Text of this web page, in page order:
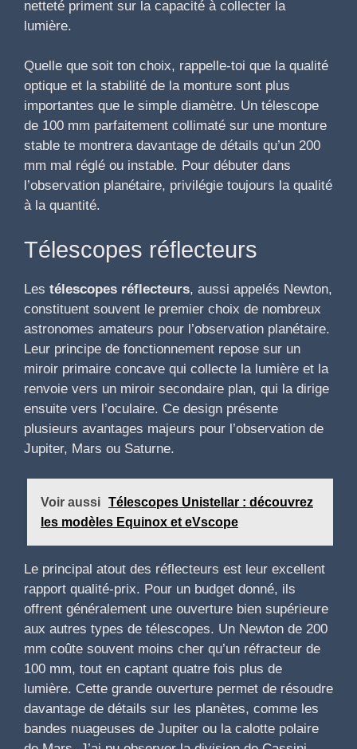
netteté priment sur la capacité à collecter la
lumière.
Quelle que soit ton choix, rappelle-toi que la qualité
optique et la stabilité de la monture sont plus
importantes que le simple diamètre. Un télescope
de 100 mm parfaitement collimaté sur une monture
stable te montrera davantage de détails qu’un 200
mm mal réglé ou instable. Pour débuter dans
l’observation planétaire, privilégie toujours la qualité
à la quantité.
Télescopes réflecteurs
Les télescopes réflecteurs, aussi appelés Newton,
constituent souvent le premier choix de nombreux
astronomes amateurs pour l’observation planétaire.
Leur principe de fonctionnement repose sur un
miroir primaire concave qui collecte la lumière et la
renvoie vers un miroir secondaire plan, qui la dirige
ensuite vers l’oculaire. Ce design présente
plusieurs avantages majeurs pour l’observation de
Jupiter, Mars ou Saturne.
Voir aussi Télescopes Unistellar : découvrez
les modèles Equinox et eVscope
Le principal atout des réflecteurs est leur excellent
rapport qualité-prix. Pour un budget donné, ils
offrent généralement une ouverture bien supérieure
aux autres types de télescopes. Un Newton de 200
mm coûte souvent moins cher qu’un réfracteur de
100 mm, tout en captant quatre fois plus de
lumière. Cette grande ouverture permet de résoudre
davantage de détails sur les planètes, comme les
bandes nuageuses de Jupiter ou la calotte polaire